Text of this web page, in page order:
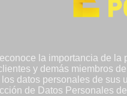
Modelo: YNS170B
la importancia de
y demás miembros
los datos personales de
de Datos Personales